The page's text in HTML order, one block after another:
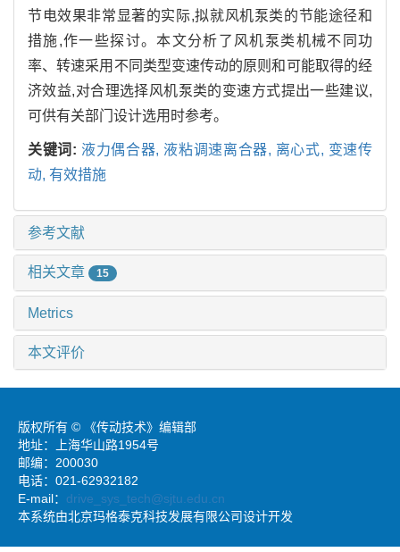
节电效果非常显著的实际,拟就风机泵类的节能途径和
措施,作一些探讨。本文分析了风机泵类机械不同功
率、转速采用不同类型变速传动的原则和可能取得的经
济效益,对合理选择风机泵类的变速方式提出一些建议,
可供有关部门设计选用时参考。
关键词: 液力偶合器, 液粘调速离合器, 离心式, 变速传
动, 有效措施
参考文献
相关文章 15
Metrics
本文评价
版权所有 © 《传动技术》编辑部
地址：上海华山路1954号
邮编：200030
电话：021-62932182
E-mail： drive_sys_tech@sjtu.edu.cn
本系统由北京玛格泰克科技发展有限公司设计开发